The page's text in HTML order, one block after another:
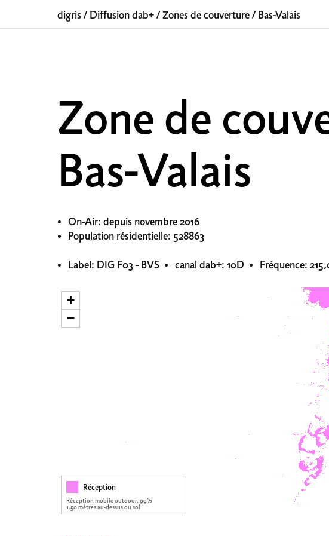
digris / Diffusion dab+ / Zones de couverture / Bas-Valais
Zone de
Bas-Valais
On-Air: depuis novembre 2016
Population résidentielle: 528863
Label: DIG F03 - BVS canal dab+: 10D Fréquence:
+
−
Réception
Réception mobile outdoor, 99%
1.50 mètres au-dessus du sol